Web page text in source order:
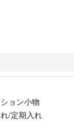
い)
盟店)にて
規品となります。)
ョン小物
/定期入れ